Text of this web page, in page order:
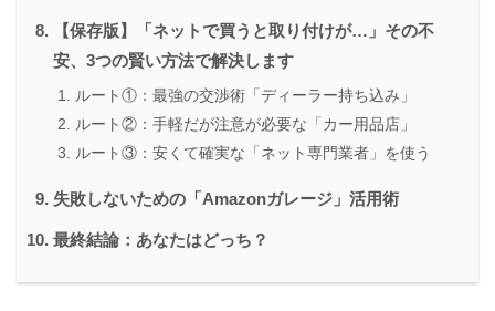
【保存版】「ネットで買うと取り付けが…」その不
安、3つの賢い方法で解決します
ルート①：最強の交渉術「ディーラー持ち込み」
ルート②：手軽だが注意が必要な「カー用品店」
ルート③：安くて確実な「ネット専門業者」を使う
失敗しないための「Amazonガレージ」活用術
最終結論：あなたはどっち？